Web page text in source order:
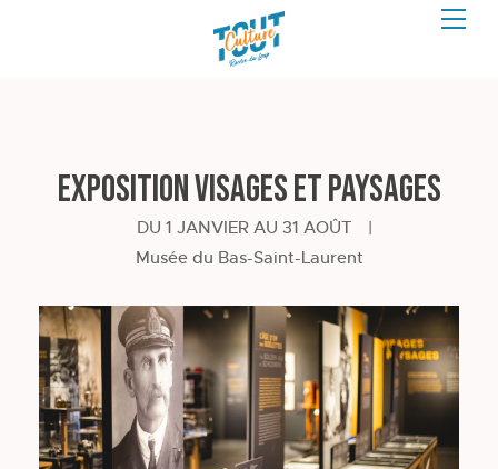
Exposition Visages et paysages
DU 1 JANVIER AU 31 AOÛT
|
Musée du Bas-Saint-Laurent